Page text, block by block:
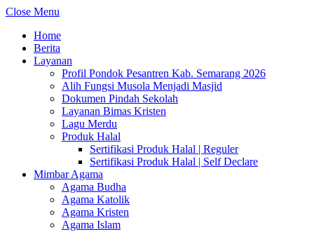
Close Menu
Home
Berita
Layanan
Profil Pondok Pesantren Kab. Semarang 2026
Alih Fungsi Musola Menjadi Masjid
Dokumen Pindah Sekolah
Layanan Bimas Kristen
Lagu Merdu
Produk Halal
Sertifikasi Produk Halal | Reguler
Sertifikasi Produk Halal | Self Declare
Mimbar Agama
Agama Budha
Agama Katolik
Agama Kristen
Agama Islam